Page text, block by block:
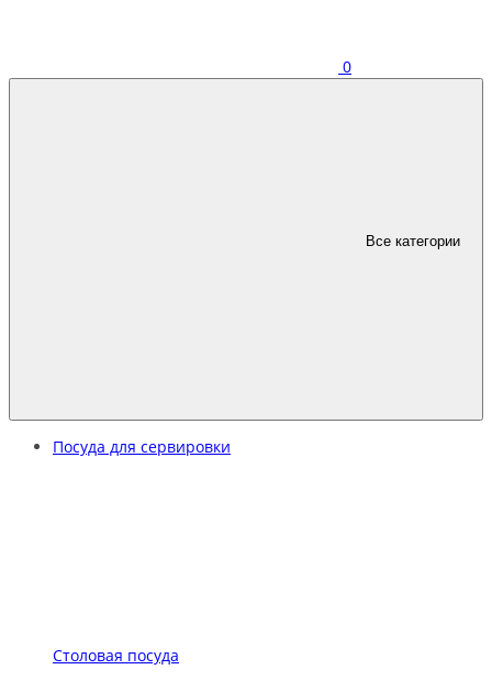
0
Все категории
Посуда для сервировки
Столовая посуда